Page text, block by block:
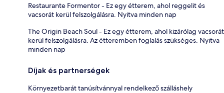
Restaurante Formentor - Ez egy étterem, ahol reggelit és
vacsorát kerül felszolgálásra. Nyitva minden nap
The Origin Beach Soul - Ez egy étterem, ahol kizárólag vacsorát
kerül felszolgálásra. Az étteremben foglalás szükséges. Nyitva
minden nap
Díjak és partnerségek
Környezetbarát tanúsítvánnyal rendelkező szálláshely